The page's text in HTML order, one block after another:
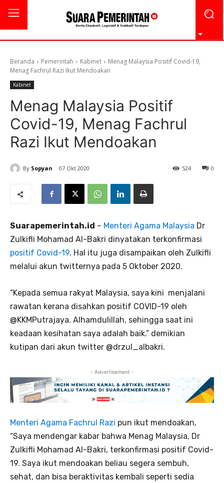
Beranda Pemerintah Kabinet
Menag Malaysia Positif Covid-19,
Menag Fachrul Razi Ikut Mendoakan
Kabinet
Menag Malaysia Positif
Covid-19, Menag Fachrul
Razi Ikut Mendoakan
By Sopyan 07 Okt 2020 0
524
Suarapemerintah.id – Menteri Agama Malaysia Dr
Zulkifli Mohamad Al-Bakri dinyatakan terkonfirmasi
positif Covid-19. Hal itu juga disampaikan oleh Zulkifli
melalui akun twitternya pada 5 Oktober 2020.
“Kepada semua rakyat Malaysia, saya kini menjalani
rawatan kerana disahkan positif COVID-19 oleh
@KKMPutrajaya. Alhamdulillah, sehingga saat ini
keadaan kesihatan saya adalah baik.” demikian
kutipan dari akun twitter @drzul_albakri.
- Advertisement -
Menteri Agama Fachrul Razi pun ikut mendoakan,
“Saya mendengar kabar bahwa Menag Malaysia, Dr
Zulkifli Mohamad Al-Bakri, terkonfirmasi positif Covid-
19. Saya ikut mendoakan beliau segera sembuh,
sehat, dan bisa beraktivitas kembali seperti sedia